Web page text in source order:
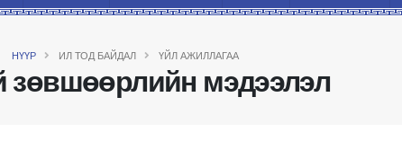
НҮҮР ИЛ ТОД БАЙДАЛ ҮЙЛ АЖИЛЛАГАА
зөвшөөрлийн мэдээлэл